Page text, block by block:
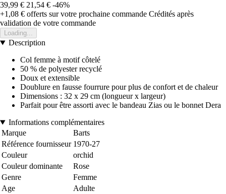
39,99 € 21,54 € -46%
+1,08 € offerts sur votre prochaine commande Crédités après
validation de votre commande
Loading...
Description
Col femme à motif côtelé
50 % de polyester recyclé
Doux et extensible
Doublure en fausse fourrure pour plus de confort et de chaleur
Dimensions : 32 x 29 cm (longueur x largeur)
Parfait pour être assorti avec le bandeau Zias ou le bonnet Dera
Informations complémentaires
Marque
Barts
Référence fournisseur 1970-27
Couleur
orchid
Couleur dominante
Rose
Genre
Femme
Age
Adulte